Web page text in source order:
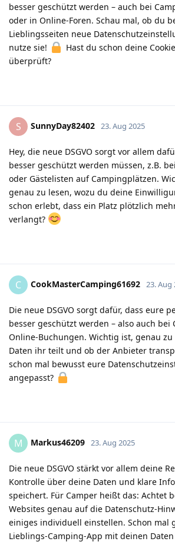
besser geschützt werden – auch bei
oder in Online-Foren. Schau mal, ob du
Lieblingsseiten neue
nutze sie!
Hast du schon deine
überprüft?
S SunnyDay82402 23. Aug 2025
Hey, die neue DSGVO sorgt vor allem
besser geschützt werden müssen, z.B.
oder Gästelisten auf Campingplätzen.
genau zu lesen, wozu du deine
schon erlebt, dass ein Platz plötzlich
verlangt?
C CookMasterCamping61692 23. Aug
Die neue DSGVO sorgt dafür, dass eure
besser geschützt werden – also auch bei
Online-Buchungen. Wichtig ist, genau zu
Daten ihr teilt und ob der Anbieter
schon mal bewusst eure
angepasst?
M Markus46209 23. Aug 2025
Die neue DSGVO stärkt vor allem deine
Kontrolle über deine Daten und klare
speichert. Für Camper heißt das: Achtet
Websites genau auf die Datenschutz-
einiges individuell einstellen. Schon mal
Lieblings-Camping-App mit deinen